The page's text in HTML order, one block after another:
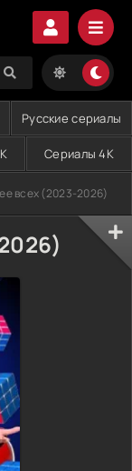
Русские сериалы
Сериалы 4K
всех (2023-2026)